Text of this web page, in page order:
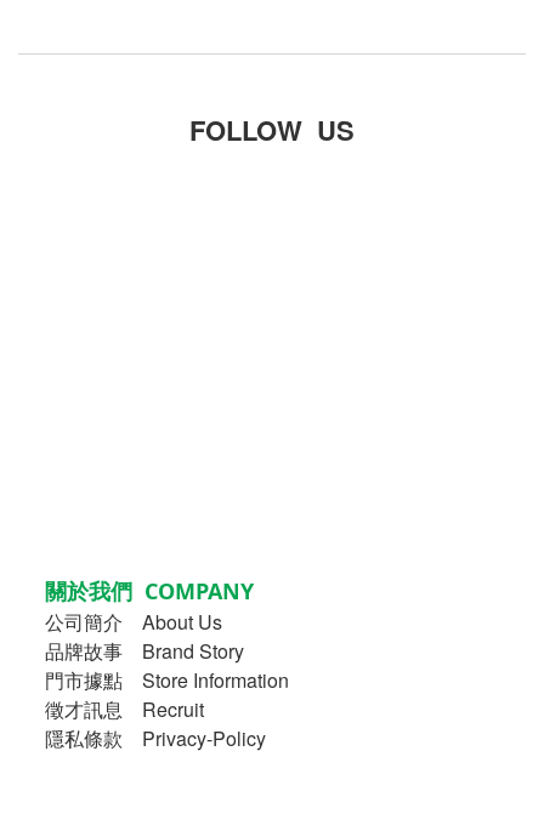
FOLLOW US
關於我們 COMPANY
公司簡介
About Us
品牌故事
Brand Story
門市據點 Store Information
徵才訊息 Recruit
隱私條款 Privacy-Policy